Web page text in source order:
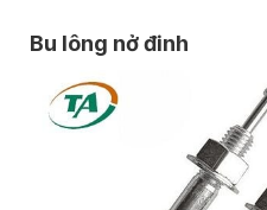
Bu lông nở đinh